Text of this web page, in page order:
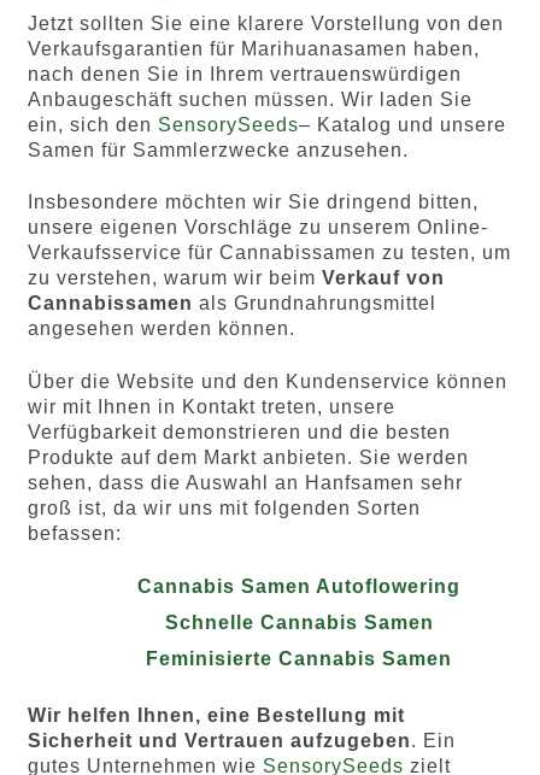
Jetzt sollten Sie eine klarere Vorstellung von den
Verkaufsgarantien für Marihuanasamen haben,
nach denen Sie in Ihrem vertrauenswürdigen
Anbaugeschäft suchen müssen. Wir laden Sie
ein, sich den SensorySeeds– Katalog und unsere
Samen für Sammlerzwecke anzusehen.
Insbesondere möchten wir Sie dringend bitten,
unsere eigenen Vorschläge zu unserem Online-
Verkaufsservice für Cannabissamen zu testen, um
zu verstehen, warum wir beim Verkauf von
Cannabissamen als Grundnahrungsmittel
angesehen werden können.
Über die Website und den Kundenservice können
wir mit Ihnen in Kontakt treten, unsere
Verfügbarkeit demonstrieren und die besten
Produkte auf dem Markt anbieten. Sie werden
sehen, dass die Auswahl an Hanfsamen sehr
groß ist, da wir uns mit folgenden Sorten
befassen:
Cannabis Samen Autoflowering
Schnelle Cannabis Samen
Feminisierte Cannabis Samen
Wir helfen Ihnen, eine Bestellung mit
Sicherheit und Vertrauen aufzugeben. Ein
gutes Unternehmen wie SensorySeeds zielt